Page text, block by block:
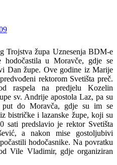
Trojstva župa Uznesenja BDM-e
u Moravče, gdje se
Dan župe. Ove godine iz Marije
rektorom Svetišta preč.
raspela na predjelu Kozelin
sv. Andrije apostola Laz, pa su
do Moravča, gdje su im se
bistričke i lazanske župe, koji su
sati predslavio je rektor Svetišta
a nakon mise gostoljubivi
hodočasnike. Na povratku
Vile Vladimir, gdje organiziran